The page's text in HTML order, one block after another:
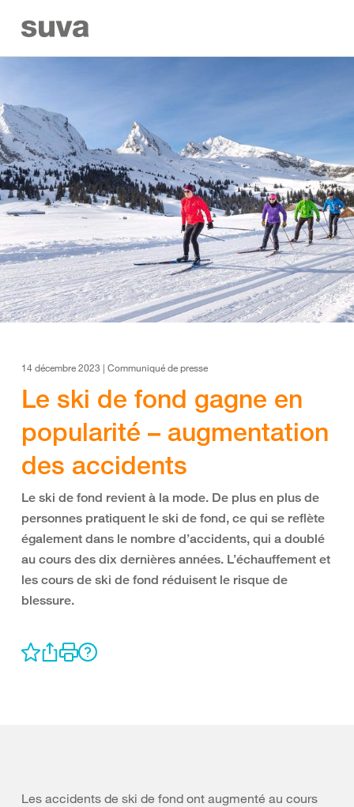
14 décembre 2023 | Communiqué de presse
Le ski de fond gagne en
popularité – augmentation
des accidents
Le ski de fond revient à la mode. De plus en plus de
personnes pratiquent le ski de fond, ce qui se reflète
également dans le nombre d’accidents, qui a doublé
au cours des dix dernières années. L’échauffement et
les cours de ski de fond réduisent le risque de
blessure.
Les accidents de ski de fond ont augmenté au cours